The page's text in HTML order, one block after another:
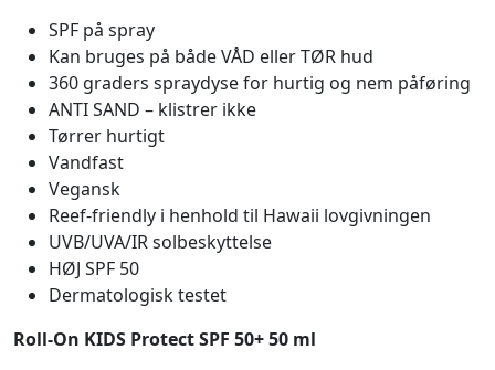
SPF på spray
Kan bruges på både VÅD eller TØR hud
360 graders spraydyse for hurtig og nem påføring
ANTI SAND – klistrer ikke
Tørrer hurtigt
Vandfast
Vegansk
Reef-friendly i henhold til Hawaii lovgivningen
UVB/UVA/IR solbeskyttelse
HØJ SPF 50
Dermatologisk testet
Roll-On KIDS Protect SPF 50+ 50 ml